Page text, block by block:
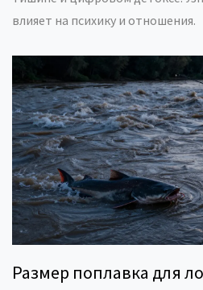
влияет на психику и отношения.
Размер поплавка для